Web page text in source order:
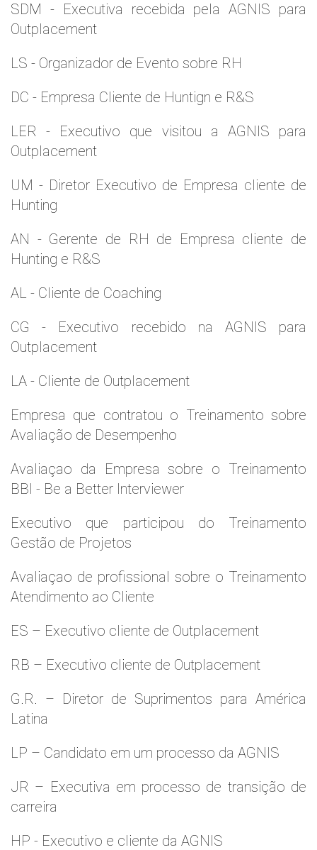
SDM - Executiva recebida pela AGNIS para
Outplacement
LS - Organizador de Evento sobre RH
DC - Empresa Cliente de Huntign e R&S
LER - Executivo que visitou a AGNIS para
Outplacement
UM - Diretor Executivo de Empresa cliente de
Hunting
AN - Gerente de RH de Empresa cliente de
Hunting e R&S
AL - Cliente de Coaching
CG - Executivo recebido na AGNIS para
Outplacement
LA - Cliente de Outplacement
Empresa que contratou o Treinamento sobre
Avaliação de Desempenho
Avaliaçao da Empresa sobre o Treinamento
BBI - Be a Better Interviewer
Executivo que participou do Treinamento
Gestão de Projetos
Avaliaçao de profissional sobre o Treinamento
Atendimento ao Cliente
ES – Executivo cliente de Outplacement
RB – Executivo cliente de Outplacement
G.R. – Diretor de Suprimentos para América
Latina
LP – Candidato em um processo da AGNIS
JR – Executiva em processo de transição de
carreira
HP - Executivo e cliente da AGNIS